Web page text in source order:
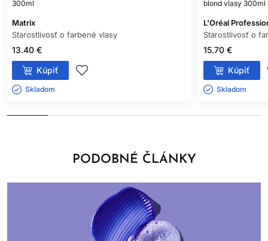
300ml
Matrix
Starostlivosť o farbené vlasy
13.40 €
Kúpiť
Skladom ㅤ
blond vlasy 300ml
L'Oréal
Starostlivosť o
15.70 €
Kúpiť
Skladom ㅤ
PODOBNÉ ČLÁNKY